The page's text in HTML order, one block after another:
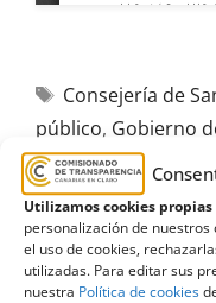
Utilizamos cookies
personalización de
el uso de cookies,
utilizadas. Para editar sus
nuestra Política de cookies
Consejería de
público, Gobierno
Medicina Física
la Salud